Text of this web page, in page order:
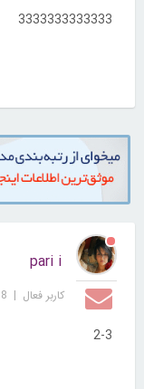
3333333333333
pari i
کاربر فعال |
2-3